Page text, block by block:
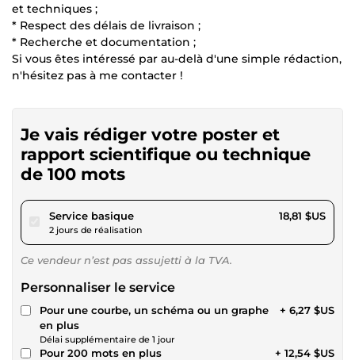
et techniques ;
* Respect des délais de livraison ;
* Recherche et documentation ;
Si vous êtes intéressé par au-delà d'une simple rédaction,
n'hésitez pas à me contacter !
Je vais rédiger votre poster et
rapport scientifique ou technique
de 100 mots
Service basiquepour 17,34 $US
2 jours de réalisation
18,81 $US
Ce vendeur n’est pas assujetti à la TVA.
Personnaliser le service
Pour une courbe, un schéma ou un graphe
en plus
Délai supplémentaire de 1 jour
+ 6,27 $US
Pour 200 mots en plus + 12,54 $US